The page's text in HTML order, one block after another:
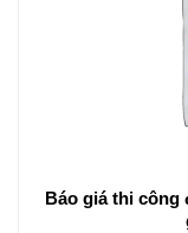
Báo giá thi công